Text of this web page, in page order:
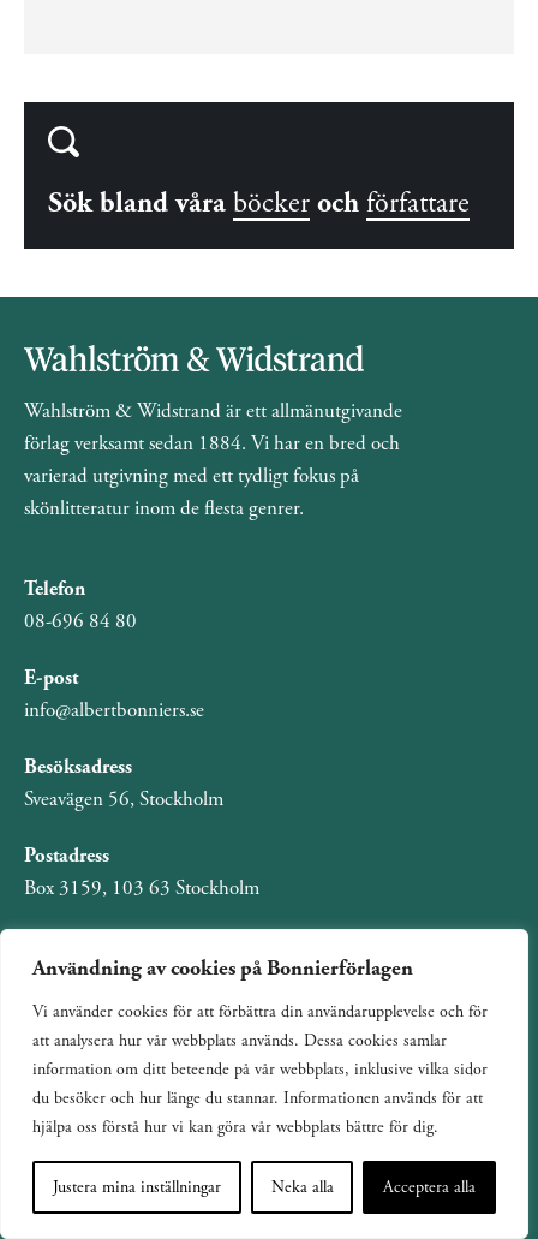
Användning av cookies på Bonnierförlagen
Vi använder cookies för att förbättra din användarupplevelse och för
att analysera hur vår webbplats används. Dessa cookies samlar
information om ditt beteende på vår webbplats, inklusive vilka sidor
du besöker och hur länge du stannar. Informationen används för att
hjälpa oss förstå hur vi kan göra vår webbplats bättre för dig.
Justera mina inställningar Neka alla Acceptera alla
Sök bland våra böcker och författare
Wahlström & Widstrand är ett allmänutgivande
förlag verksamt sedan 1884. Vi har en bred och
varierad utgivning med ett tydligt fokus på
skönlitteratur inom de flesta genrer.
Telefon
08-696 84 80
E-post
info@albertbonniers.se
Besöksadress
Sveavägen 56, Stockholm
Postadress
Box 3159, 103 63 Stockholm
Om Bonnierförlagen
Cookies
Integritetspolicy